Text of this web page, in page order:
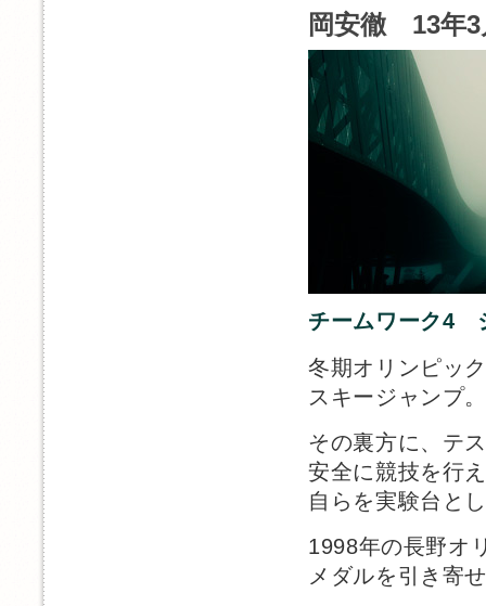
岡安徹 13年3
チームワーク4
冬期オリンピッ
スキージャンプ
その裏方に、テ
安全に競技を行
自らを実験台と
1998年の長野オ
メダルを引き寄